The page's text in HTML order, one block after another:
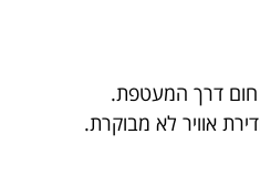
דרך המעטפת.
אוויר לא מבוקרת.